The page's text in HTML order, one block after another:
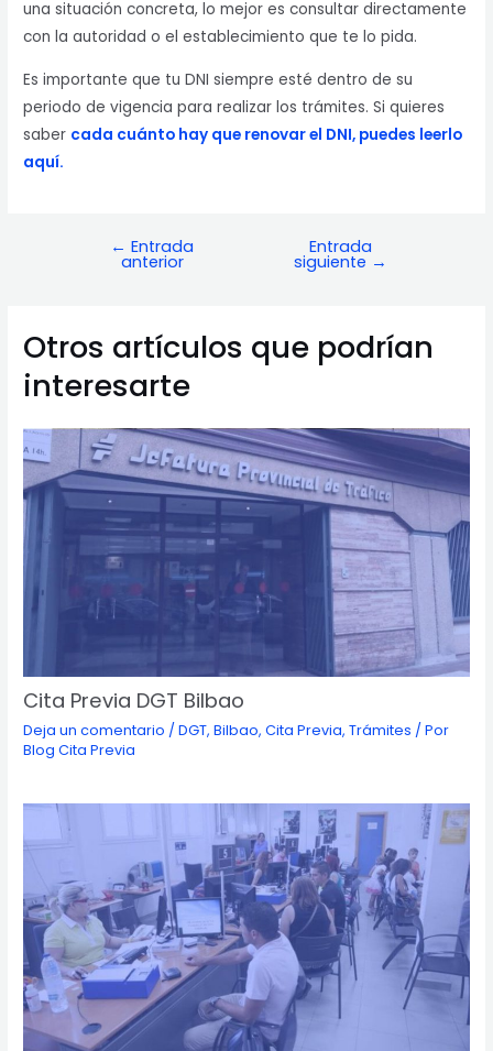
una situación concreta, lo mejor es consultar directamente
con la autoridad o el establecimiento que te lo pida.
Es importante que tu DNI siempre esté dentro de su
periodo de vigencia para realizar los trámites. Si quieres
saber cada cuánto hay que renovar el DNI, puedes leerlo
aquí.
Navegación
← Entrada
anterior
Entrada
siguiente →
Otros artículos que podrían
interesarte
Cita Previa DGT Bilbao
Deja un comentario /DGT,Bilbao,Cita Previa,Trámites / Por
Blog Cita Previa